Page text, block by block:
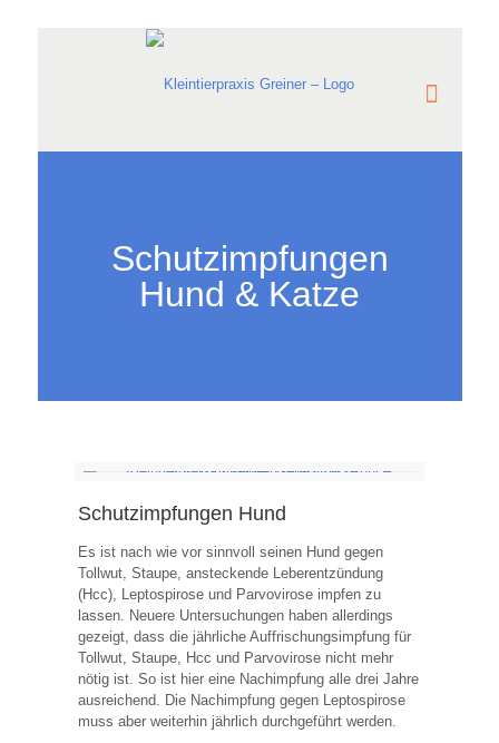
Schutzimpfungen
Hund & Katze
Schutzimpfungen Hund
Es ist nach wie vor sinnvoll seinen Hund gegen
Tollwut, Staupe, ansteckende Leberentzündung
(Hcc), Leptospirose und Parvovirose impfen zu
lassen. Neuere Untersuchungen haben allerdings
gezeigt, dass die jährliche Auffrischungsimpfung für
Tollwut, Staupe, Hcc und Parvovirose nicht mehr
nötig ist. So ist hier eine Nachimpfung alle drei Jahre
ausreichend. Die Nachimpfung gegen Leptospirose
muss aber weiterhin jährlich durchgeführt werden.